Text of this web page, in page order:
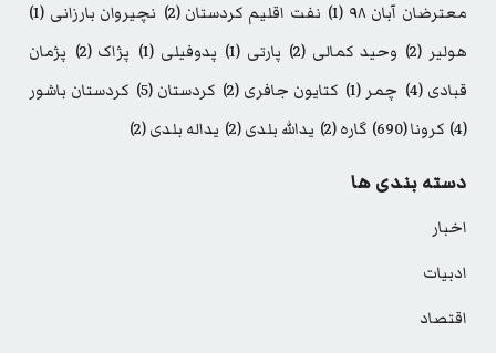
معترضان آبان ۹۸
(1) نفت اقلیم کردستان (2) نچیروان بارزانی (1)
هولیر (2) وحید کمالی (2) پارتی (1) پدوفیلی (1) پژاک (2)
پژمان
قبادی (4) چمر (1) کتایون جافری (2) کردستان (5)
کردستان باشور
(4)
کرونا(690) گاره(2) یدالله بلدی(2) یداله بلدی(2)
دسته بندی ها
اخبار
ادبیات
اقتصاد